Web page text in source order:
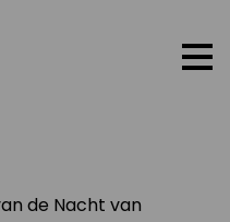
de Nacht van